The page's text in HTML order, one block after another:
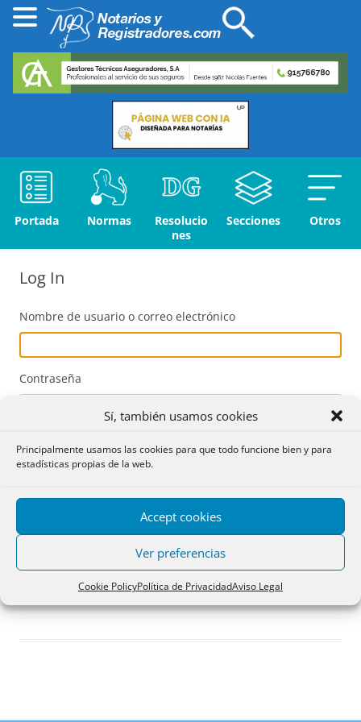
Sí, también usamos cookies
Principalmente usamos las cookies para que todo funcione bien y para
estadísticas propias de la web.
Accept cookies
Ver preferencias
Cookie PolicyPolítica de PrivacidadAviso Legal
Portada Normas
Resolucio
nes
Secciones Otros
Log In
Nombre de usuario o correo electrónico
Contraseña
Acceder
Registro
¿Has olvidado tu contraseña?